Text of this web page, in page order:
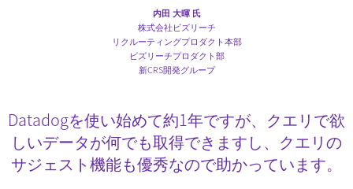
内田 大暉 氏
株式会社ビズリーチ
リクルーティングプロダクト本部
ビズリーチプロダクト部
新CRS開発グループ
Datadogを使い始めて約1年ですが、クエリで欲
しいデータが何でも取得できますし、クエリの
サジェスト機能も優秀なので助かっています。